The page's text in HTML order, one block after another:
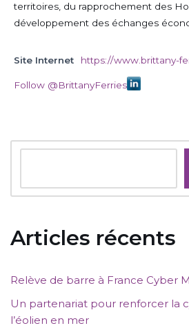
territoires, du rapprochement des
développement des échanges
Site Internet https://www.brittany-
Follow @BrittanyFerries
Articles récents
Relève de barre à France Cyber
Un partenariat pour renforcer la
l’éolien en mer